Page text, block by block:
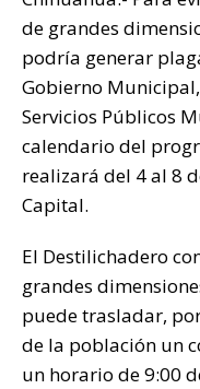
A
p
p
b
o
o
k
r
de grandes
podría generar
Gobierno
Servicios Públicos
calendario del
realizará del 4 al 8
Capital.
El Destilichadero
grandes
puede trasladar,
de la población un
un horario de 9:00